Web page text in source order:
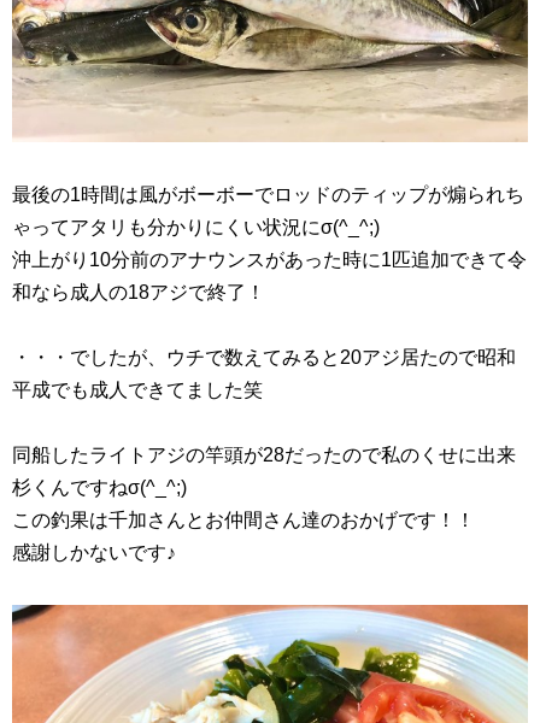
最後の1時間は風がボーボーでロッドのティップが煽られち
ゃってアタリも分かりにくい状況にσ(^_^;)
沖上がり10分前のアナウンスがあった時に1匹追加できて令
和なら成人の18アジで終了！
・・・でしたが、ウチで数えてみると20アジ居たので昭和
平成でも成人できてました笑
同船したライトアジの竿頭が28だったので私のくせに出来
杉くんですねσ(^_^;)
この釣果は千加さんとお仲間さん達のおかげです！！
感謝しかないです♪